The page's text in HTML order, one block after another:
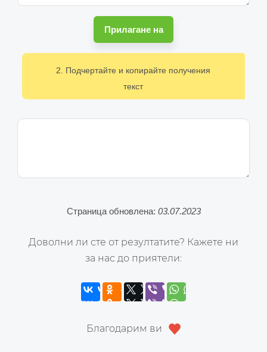
Прилагане на
2. Подчертайте и копирайте получения
текст
Страница обновлена: 03.07.2023
Доволни ли сте от резултатите? Кажете ни
за нас до приятели:
Благодарим ви